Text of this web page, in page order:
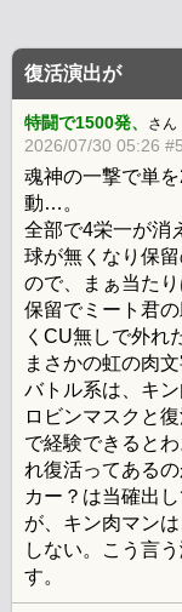
復活演出が
特闘で1500発、 さん
2026/07/30 05:26
魂神の一撃で単
動…。
全部で4栄一が消
球が無くなり保
ので、まぁ当た
保留でミート君
くCU無しで外れ
まさかの虹の肉
バトル系は、キ
ロビンマスクと
で経験できると
れ復活ってある
カー？は当確出
が、キン肉マン
しない。こう言
す。